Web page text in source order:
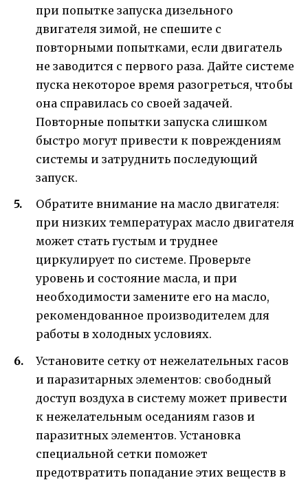
при попытке запуска дизельного
двигателя зимой, не спешите с
повторными попытками, если двигатель
не заводится с первого раза. Дайте системе
пуска некоторое время разогреться, чтобы
она справилась со своей задачей.
Повторные попытки запуска слишком
быстро могут привести к повреждениям
системы и затруднить последующий
запуск.
Обратите внимание на масло двигателя:
при низких температурах масло двигателя
может стать густым и труднее
циркулирует по системе. Проверьте
уровень и состояние масла, и при
необходимости замените его на масло,
рекомендованное производителем для
работы в холодных условиях.
Установите сетку от нежелательных гасов
и паразитарных элементов: свободный
доступ воздуха в систему может привести
к нежелательным оседаниям газов и
паразитных элементов. Установка
специальной сетки поможет
предотвратить попадание этих веществ в